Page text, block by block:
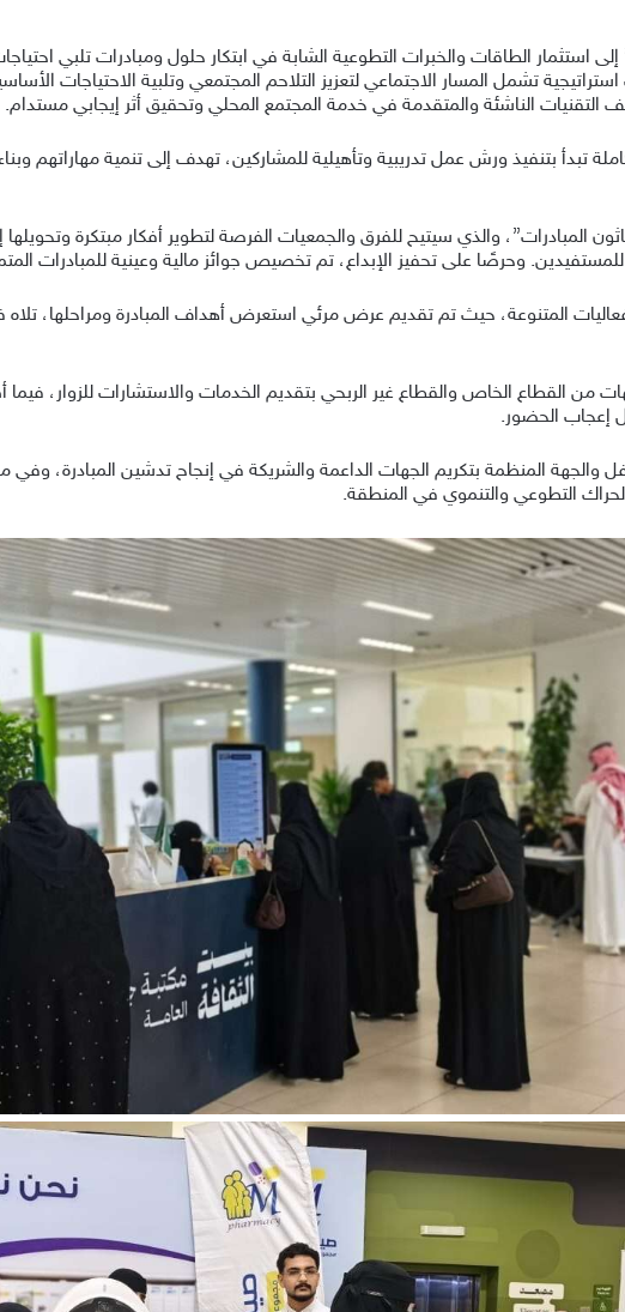
استثمار الطاقات والخبرات التطوعية الشابة في ابتكار حلول ومبادرات تلبي
تشمل المسار الاجتماعي لتعزيز التلاحم المجتمعي وتلبية الاحتياجات
التقنيات الناشئة والمتقدمة في خدمة المجتمع المحلي وتحقيق أثر إيجابي مستدام.
تبدأ بتنفيذ ورش عمل تدريبية وتأهيلية للمشاركين، تهدف إلى تنمية مهاراتهم
المبادرات”، والذي سيتيح للفرق والجمعيات الفرصة لتطوير أفكار مبتكرة وتحويلها
وحرصًا على تحفيز الإبداع، تم تخصيص جوائز مالية وعينية للمبادرات
المتنوعة، حيث تم تقديم عرض مرئي استعرض أهداف المبادرة ومراحلها، تلاه
القطاع الخاص والقطاع غير الربحي بتقديم الخدمات والاستشارات للزوار،
إعجاب الحضور.
المنظمة بتكريم الجهات الداعمة والشريكة في إنجاح تدشين المبادرة، وفي
التطوعي والتنموي في المنطقة.